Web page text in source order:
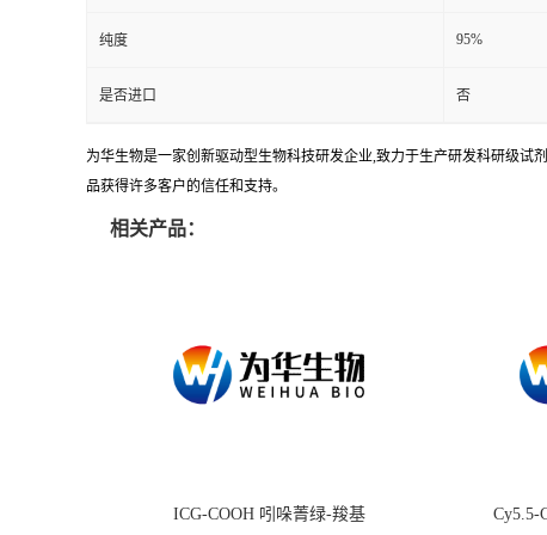
纯度 95%
是否进口 否
为华生物是一家创新驱动型生物科技研发企业,致力于生产研发科研级
品获得许多客户的信任和支持。
相关产品：
ICG-COOH 吲哚菁绿-羧基 Cy5.5-